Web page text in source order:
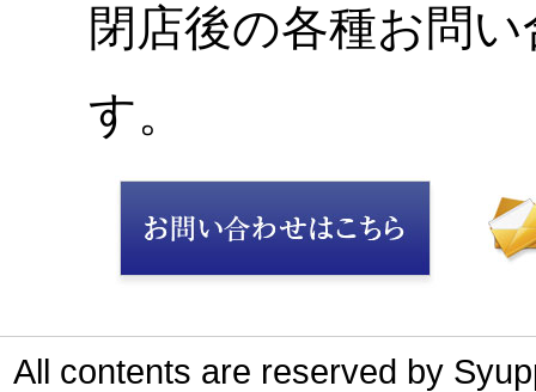
閉店後の各種お問
す。
All contents are reserved by